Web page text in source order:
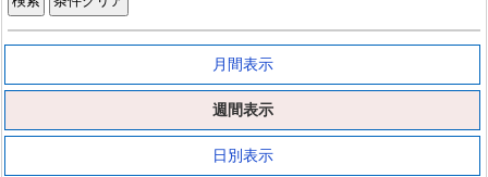
月間表示
週間表示
日別表示